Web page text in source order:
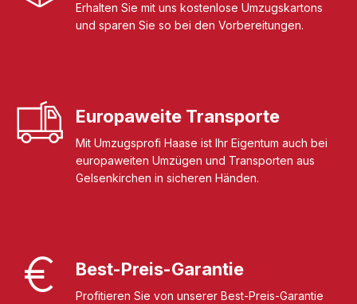
Erhalten Sie mit uns kostenlose Umzugskartons
und sparen Sie so bei den Vorbereitungen.
Europaweite Transporte
Mit Umzugsprofi Haase ist Ihr Eigentum auch bei
europaweiten Umzügen und Transporten aus
Gelsenkirchen in sicheren Händen.
Best-Preis-Garantie
Profitieren Sie von unserer Best-Preis-Garantie